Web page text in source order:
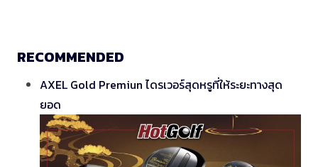
RECOMMENDED
AXEL Gold Premiun ไดรเวอร์สุดหรูที่ให้ระยะทางสุด
ยอด